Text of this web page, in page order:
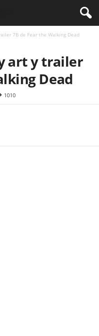
7B de Fear the Walking Dead
art y trailer
Dead
1010